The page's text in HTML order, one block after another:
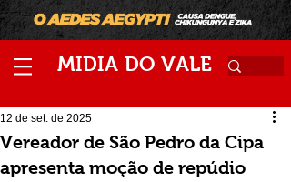
MIDIA DO VALE
Vereador de São Pedro da Cipa
apresenta moção de repúdio
12 de set. de 2025